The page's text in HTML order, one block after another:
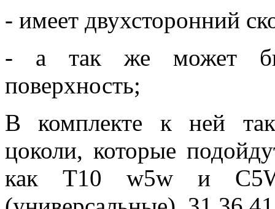
- имеет двухсторонний
- а так же может
поверхность;
В комплекте к ней
цоколи, которые
как Т10 w5w и